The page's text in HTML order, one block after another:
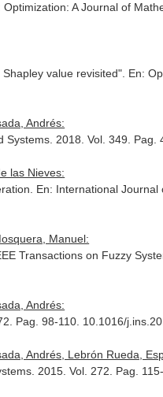
Optimization: A Journal of
value revisited". En:
Andrés:
Systems . 2018. Vol. 349.
las Nieves:
En: International Journal
Manuel:
Transactions on Fuzzy
Andrés:
Pag. 98-110. 10.1016/
Andrés, Lebrón Rueda,
. 2015. Vol. 272. Pag.